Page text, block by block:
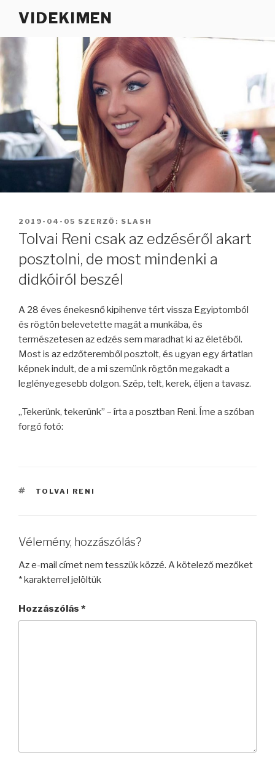
VIDEKIMEN
BEKÜLDVE:
2019-04-05 SZERZŐ: SLASH
Tolvai Reni csak az edzéséről akart
posztolni, de most mindenki a
didkóiról beszél
A 28 éves énekesnő kipihenve tért vissza Egyiptomból
és rögtön belevetette magát a munkába, és
természetesen az edzés sem maradhat ki az életéből.
Most is az edzőteremből posztolt, és ugyan egy ártatlan
képnek indult, de a mi szemünk rögtön megakadt a
leglényegesebb dolgon. Szép, telt, kerek, éljen a tavasz.
„Tekerünk, tekerünk” – írta a posztban Reni. Íme a szóban
forgó fotó:
CÍMKÉK
TOLVAI RENI
Vélemény, hozzászólás?
Az e-mail címet nem tesszük közzé. A kötelező mezőket
* karakterrel jelöltük
Hozzászólás *